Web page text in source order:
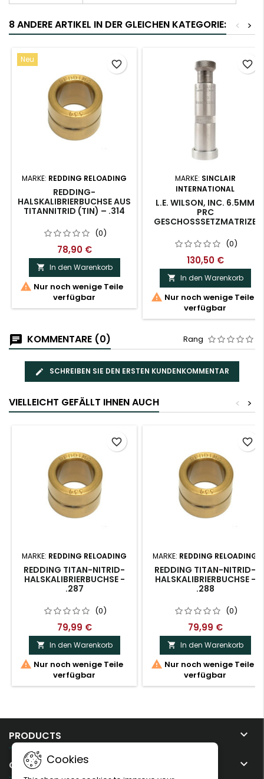
8 ANDERE ARTIKEL IN DER GLEICHEN KATEGORIE: >
<
Neu
MARKE: REDDING RELOADING
REDDING-
HALSKALIBRIERBUCHSE AUS
TITANNITRID (TIN) – .314
(0)
78,90 €
 In den Warenkorb
 Nur noch wenige Teile
verfügbar
favorite_border
MARKE: SINCLAIR
INTERNATIONAL
L.E. WILSON, INC. 6.5MM
PRC
GESCHOSSSETZMATRIZE
(0)
130,50 €
 In den Warenkorb
 Nur noch wenige Teile
verfügbar
favorite_border
KOMMENTARE (0) Rang
SCHREIBEN SIE DEN ERSTEN KUNDENKOMMENTAR
VIELLEICHT GEFÄLLT IHNEN AUCH >
<
MARKE: REDDING RELOADING
REDDING TITAN-NITRID-
HALSKALIBRIERBUCHSE -
.287
(0)
79,99 €
 In den Warenkorb
 Nur noch wenige Teile
verfügbar
favorite_border
MARKE: REDDING RELOADING
REDDING TITAN-NITRID-
HALSKALIBRIERBUCHSE -
.288
(0)
79,99 €
 In den Warenkorb
 Nur noch wenige Teile
verfügbar
favorite_border
PRODUCTS 
OUR COMPANY 
Cookies